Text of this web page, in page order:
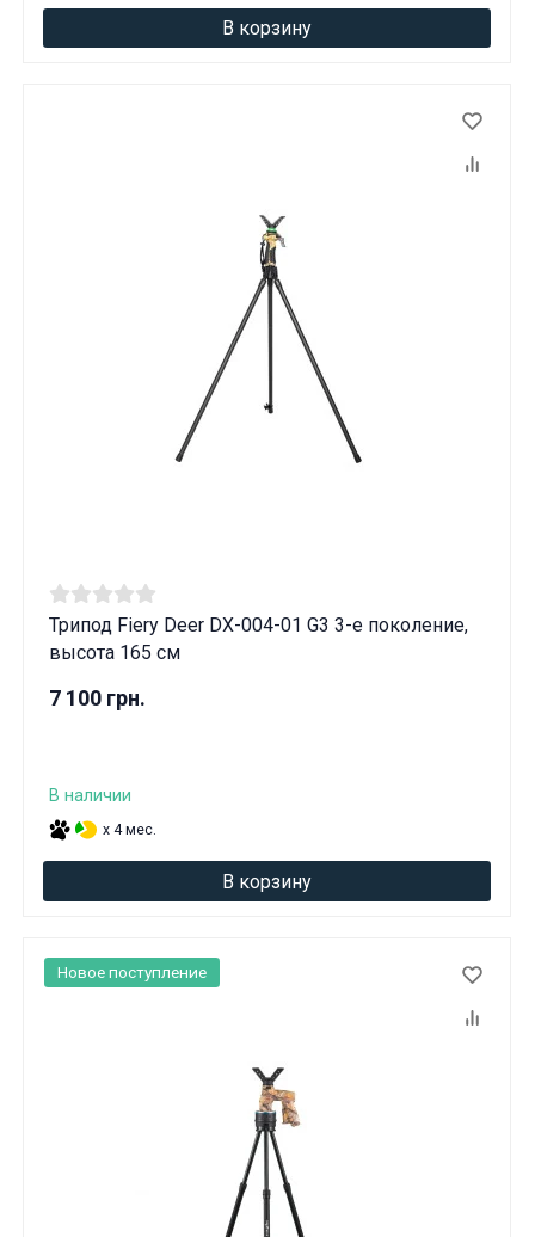
В корзину
Трипод Fiery Deer DX-004-01 G3 3-е поколение,
высота 165 см
7 100 грн.
В наличии
x 4 мес.
В корзину
Новое поступление